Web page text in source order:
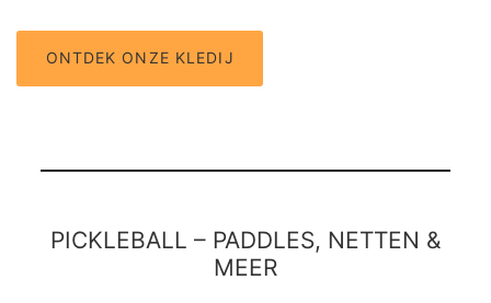
ONTDEK ONZE KLEDIJ
PICKLEBALL – PADDLES, NETTEN &
MEER